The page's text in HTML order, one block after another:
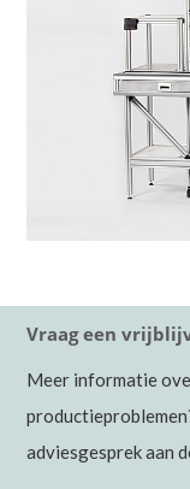
Vraag een
Meer informatie
adviesgesprek aan